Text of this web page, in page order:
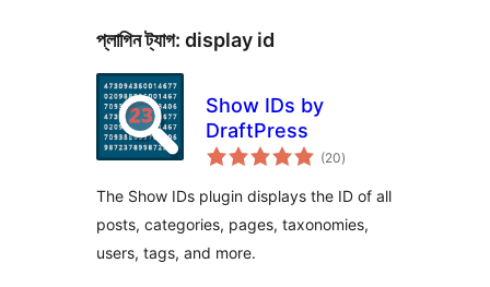
প্লাগিন ট্যাগ: display id
Show IDs by
DraftPress
(20total
ratings
)
The Show IDs plugin displays the ID of all
posts, categories, pages, taxonomies,
users, tags, and more.